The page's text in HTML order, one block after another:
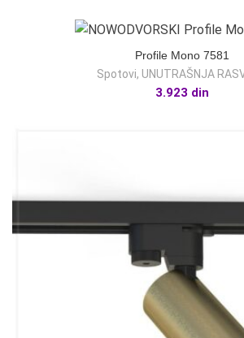
Profile Mono 7581
Spotovi, UNUTRAŠNJA
3.923 din